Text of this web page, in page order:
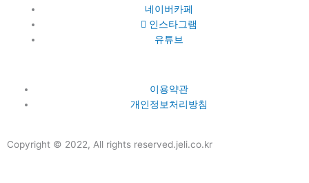
네이버카페
인스타그램
유튜브
이용약관
개인정보처리방침
Copyright © 2022, All rights reserved.jeli.co.kr